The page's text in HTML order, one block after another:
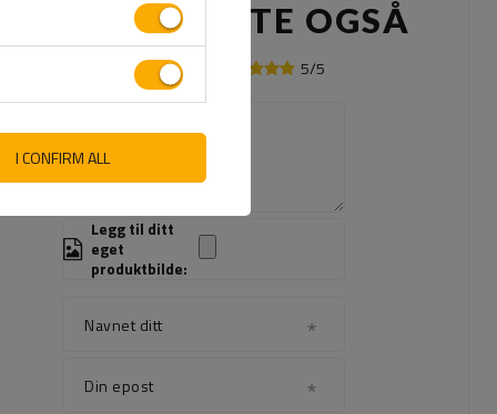
ANDRE KJØPTE OGSÅ
Din mening: 5/5
Innholdet i din mening
Legg til ditt
eget
produktbilde:
Navnet ditt
Din epost
I CONFIRM ALL